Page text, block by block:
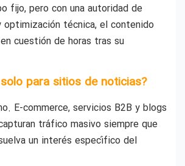
fijo, pero con una autoridad de
optimización técnica, el contenido
cuestión de horas tras su
para sitios de noticias?
E-commerce, servicios B2B y blogs
tráfico masivo siempre que
un interés específico del